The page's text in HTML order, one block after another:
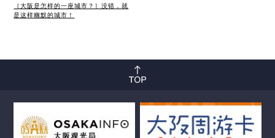
［大阪是怎样的一座城市？］没错，就
是这样幽默的城市！